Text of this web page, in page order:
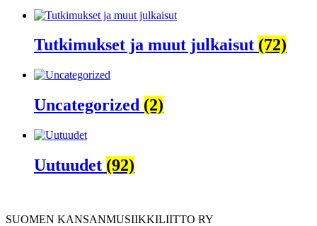
Tutkimukset ja muut julkaisut (72)
Uncategorized (2)
Uutuudet (92)
SUOMEN KANSANMUSIIKKILIITTO RY